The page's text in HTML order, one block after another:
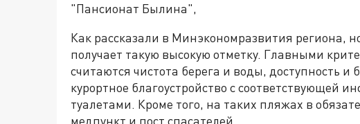
"Пансионат Былина",
Как рассказали в Минэкономразвития региона,
получает такую высокую отметку. Главными
считаются чистота берега и воды, доступность и
курортное благоустройство с соответствующей
туалетами. Кроме того, на таких пляжах в
медпункт и пост спасателей.